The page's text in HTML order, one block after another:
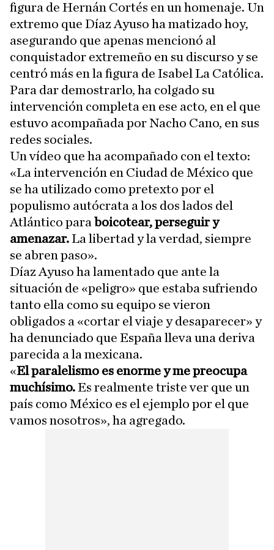
figura de Hernán Cortés en un homenaje. Un
extremo que Díaz Ayuso ha matizado hoy,
asegurando que apenas mencionó al
conquistador extremeño en su discurso y se
centró más en la figura de Isabel La Católica.
Para dar demostrarlo, ha colgado su
intervención completa en ese acto, en el que
estuvo acompañada por Nacho Cano, en sus
redes sociales.
Un vídeo que ha acompañado con el texto:
«La intervención en Ciudad de México que
se ha utilizado como pretexto por el
populismo autócrata a los dos lados del
Atlántico para boicotear, perseguir y
amenazar.La libertad y la verdad, siempre
se abren paso».
Díaz Ayuso ha lamentado que ante la
situación de «peligro» que estaba sufriendo
tanto ella como su equipo se vieron
obligados a «cortar el viaje y desaparecer» y
ha denunciado que España lleva una deriva
parecida a la mexicana.
«El paralelismo es enorme y me preocupa
muchísimo.Es realmente triste ver que un
país como México es el ejemplo por el que
vamos nosotros», ha agregado.